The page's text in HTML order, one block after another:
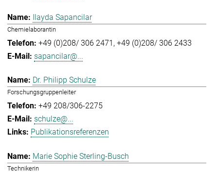
Ilayda Sapancilar
Chemielaborantin
+49 (0)208/ 306 2471 +49 (0)208/ 306 2433
sapancilar@...
Dr. Philipp Schulze
Forschungsgruppenleiter
+49 208/306-2275
schulze@...
Publikationsreferenzen
Marie Sophie Sterling-Busch
Technikerin